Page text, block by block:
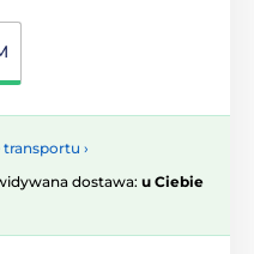
›
dostawa: u Ciebie